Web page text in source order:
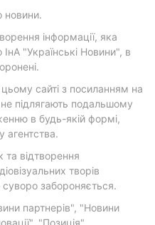
новини.
інформації, яка
"Українські Новини", в
цьому сайті з посиланням на
не підлягають подальшому
в будь-якій формі,
агентства.
відтворення
творів
забороняється.
партнерів", "Новини
"Позиція",